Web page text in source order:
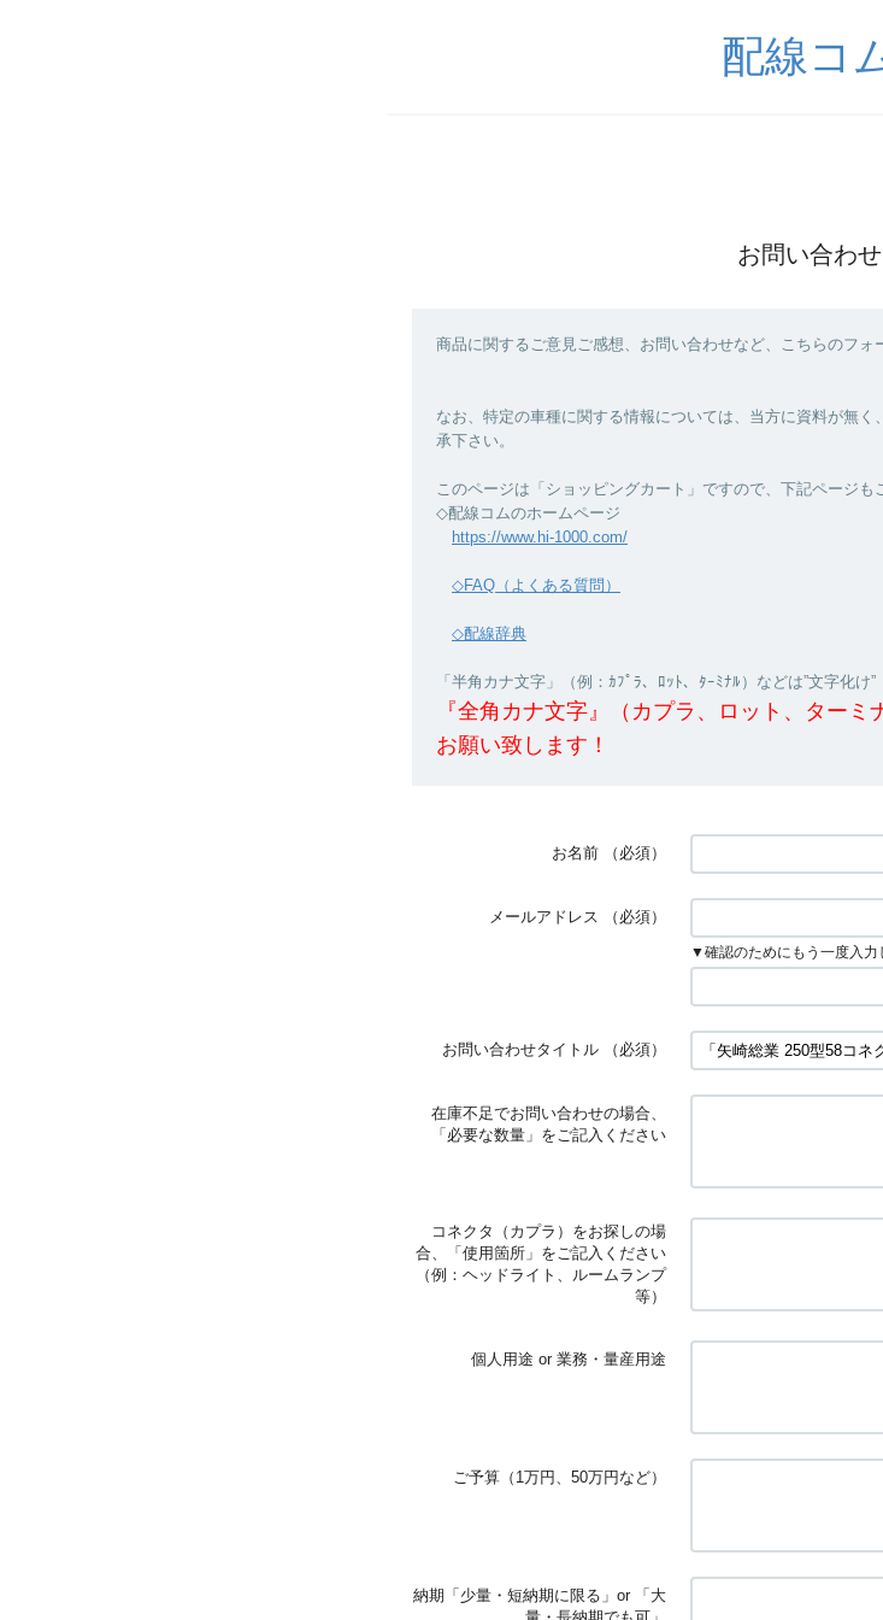
配線コ
お問い合わせ
商品に関するご意見ご感想、お問い合わせなど、こちらのフォ
なお、特定の車種に関する情報については、当方に資料が無
承下さい。
このページは「ショッピングカート」ですので、下記ページも
◇配線コムのホームページ
https://www.hi-1000.com/
◇FAQ（よくある質問）
◇配線辞典
「半角カナ文字」（例：ｶﾌﾟﾗ、ﾛｯﾄ、ﾀｰﾐﾅﾙ）などは”文字化け”
『全角カナ文字』（カプラ、ロット、ターミ
お願い致します！
お名前 （必須）
メールアドレス （必須）
▼確認のためにもう一度入力
お問い合わせタイトル （必須）
在庫不足でお問い合わせの場合、
「必要な数量」をご記入ください
コネクタ（カプラ）をお探しの場
合、「使用箇所」をご記入ください
（例：ヘッドライト、ルームランプ
等）
個人用途 or 業務・量産用途
ご予算（1万円、50万円など）
納期「少量・短納期に限る」or 「大